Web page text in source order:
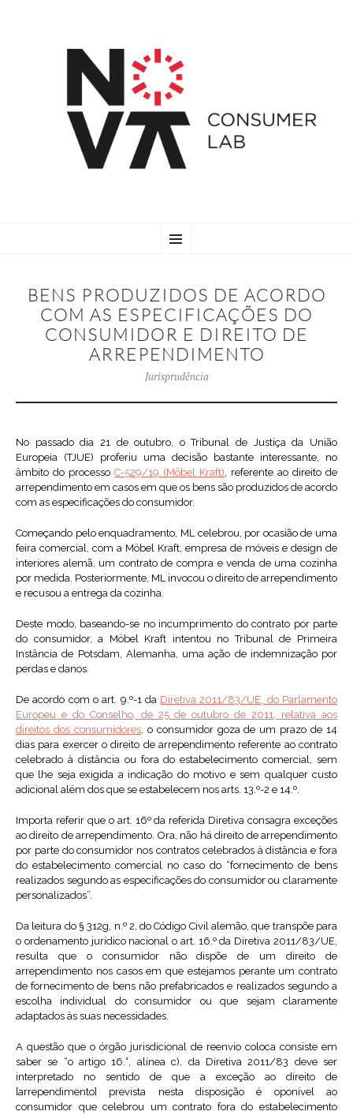
TO
BENS PRODUZIDOS DE ACORDO
COM AS ESPECIFICAÇÕES DO
CONSUMIDOR E DIREITO DE
ARREPENDIMENTO
Jurisprudência
No passado dia 21 de outubro, o Tribunal de Justiça da União
Europeia (TJUE) proferiu uma decisão bastante interessante, no
âmbito do processo C-529/19 (Möbel Kraft), referente ao direito de
arrependimento em casos em que os bens são produzidos de acordo
com as especificações do consumidor.
Começando pelo enquadramento, ML celebrou, por ocasião de uma
feira comercial, com a Möbel Kraft, empresa de móveis e design de
interiores alemã, um contrato de compra e venda de uma cozinha
por medida. Posteriormente, ML invocou o direito de arrependimento
e recusou a entrega da cozinha.
Deste modo, baseando-se no incumprimento do contrato por parte
do consumidor, a Möbel Kraft intentou no Tribunal de Primeira
Instância de Potsdam, Alemanha, uma ação de indemnização por
perdas e danos.
De acordo com o art. 9.º-1 da Diretiva 2011/83/UE, do Parlamento
Europeu e do Conselho, de 25 de outubro de 2011, relativa aos
direitos dos consumidores, o consumidor goza de um prazo de 14
dias para exercer o direito de arrependimento referente ao contrato
celebrado à distância ou fora do estabelecimento comercial, sem
que lhe seja exigida a indicação do motivo e sem qualquer custo
adicional além dos que se estabelecem nos arts. 13.º-2 e 14.º.
Importa referir que o art. 16º da referida Diretiva consagra exceções
ao direito de arrependimento. Ora, não há direito de arrependimento
por parte do consumidor nos contratos celebrados à distância e fora
do estabelecimento comercial no caso do “fornecimento de bens
realizados segundo as especificações do consumidor ou claramente
personalizados”.
Da leitura do § 312g, n.º 2, do Código Civil alemão, que transpõe para
o ordenamento jurídico nacional o art. 16.º da Diretiva 2011/83/UE,
resulta que o consumidor não dispõe de um direito de
arrependimento nos casos em que estejamos perante um contrato
de fornecimento de bens não prefabricados e realizados segundo a
escolha individual do consumidor ou que sejam claramente
adaptados às suas necessidades.
A questão que o órgão jurisdicional de reenvio coloca consiste em
saber se “o artigo 16.°, alínea c), da Diretiva 2011/83 deve ser
interpretado no sentido de que a exceção ao direito de
[arrependimento] prevista nesta disposição é oponível ao
consumidor que celebrou um contrato fora do estabelecimento